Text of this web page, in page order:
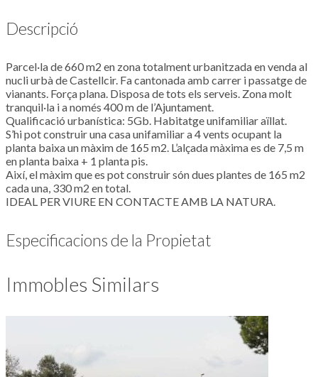
Descripció
Parcel·la de 660 m2 en zona totalment urbanitzada en venda al
nucli urbà de Castellcir. Fa cantonada amb carrer i passatge de
vianants. Força plana. Disposa de tots els serveis. Zona molt
tranquil·la i a només 400 m de l’Ajuntament.
Qualificació urbanística: 5Gb. Habitatge unifamiliar aïllat.
S’hi pot construir una casa unifamiliar a 4 vents ocupant la
planta baixa un màxim de 165 m2. L’alçada màxima es de 7,5 m
en planta baixa + 1 planta pis.
Així, el màxim que es pot construir són dues plantes de 165 m2
cada una, 330 m2 en total.
IDEAL PER VIURE EN CONTACTE AMB LA NATURA.
Especificacions de la Propietat
Immobles Similars